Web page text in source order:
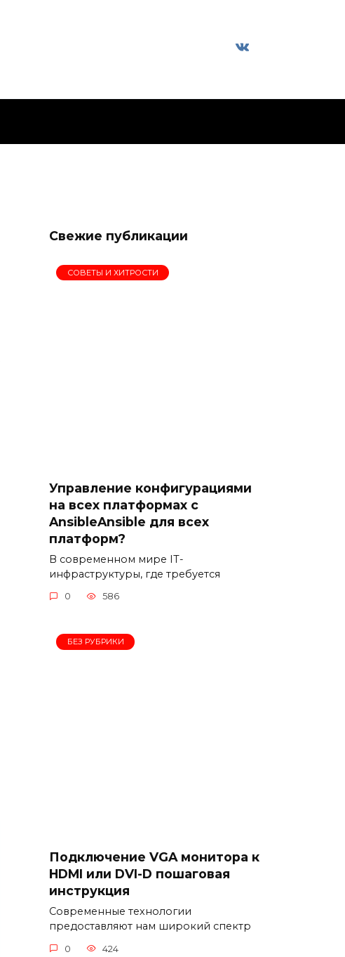
Свежие публикации
СОВЕТЫ И ХИТРОСТИ
Управление конфигурациями
на всех платформах с
AnsibleAnsible для всех
платформ?
В современном мире IT-
инфраструктуры, где требуется
0 586
БЕЗ РУБРИКИ
Подключение VGA монитора к
HDMI или DVI-D пошаговая
инструкция
Современные технологии
предоставляют нам широкий спектр
0 424